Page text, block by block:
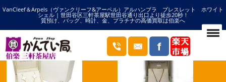
VanCleef＆Arpels（ヴァンクリーフ&アーペル）アルハンブラ ブレスレット ホワイト
シェル | 世田谷区三軒茶屋駅世田谷通り出口より徒歩20秒！
質預け、バッグ、時計、金、プラチナの高価買取は伯楽へ
HOME ヴァンクリーフ&アーペルの記事一覧
ブログ